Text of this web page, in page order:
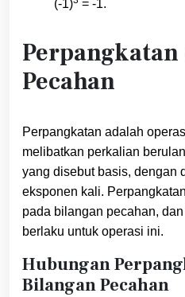
(-1)
= -1.
Pecahan
Perpangkatan adalah
melibatkan perkalian
yang disebut basis, dengan
eksponen kali.
pada bilangan pecahan,
berlaku untuk operasi ini.
Hubungan
Bilangan Pecahan